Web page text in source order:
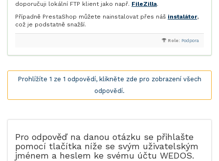
doporučuji lokální FTP klient jako např. FileZilla.
Případně PrestaShop můžete nainstalovat přes náš instalátor,
což je podstatně snažší.
Role: Podpora
Prohlížíte 1 ze 1 odpovědí, klikněte zde pro zobrazení všech
odpovědí.
Pro odpověď na danou otázku se přihlašte
pomocí tlačítka níže se svým uživatelským
jménem a heslem ke svému účtu WEDOS.